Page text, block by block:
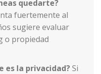
quedarte?
fuertemente al
sugiere evaluar
o propiedad
es la privacidad?Si